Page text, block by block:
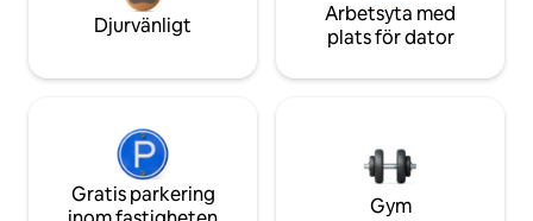
Djurvänligt
Arbetsyta med
plats för dator
Gratis parkering
Gym